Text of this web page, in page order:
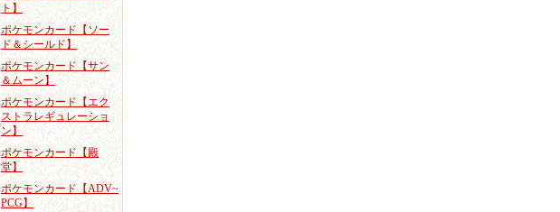
ト】
ポケモンカード【ソー
ド＆シールド】
ポケモンカード【サン
＆ムーン】
ポケモンカード【エク
ストラレギュレーショ
ン】
ポケモンカード【殿
堂】
ポケモンカード【ADV~
PCG】